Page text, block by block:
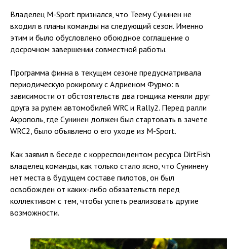
Владелец M-Sport признался, что Теему Сунинен не
входил в планы команды на следующий сезон. Именно
этим и было обусловлено обоюдное соглашение о
досрочном завершении совместной работы.
Программа финна в текущем сезоне предусматривала
периодическую рокировку с Адриеном Фурмо: в
зависимости от обстоятельств два гонщика меняли друг
друга за рулем автомобилей WRC и Rally2. Перед ралли
Акрополь, где Сунинен должен был стартовать в зачете
WRC2, было объявлено о его уходе из M-Sport.
Как заявил в беседе с корреспондентом ресурса DirtFish
владелец команды, как только стало ясно, что Сунинену
нет места в будущем составе пилотов, он был
освобожден от каких-либо обязательств перед
коллективом с тем, чтобы успеть реализовать другие
возможности.